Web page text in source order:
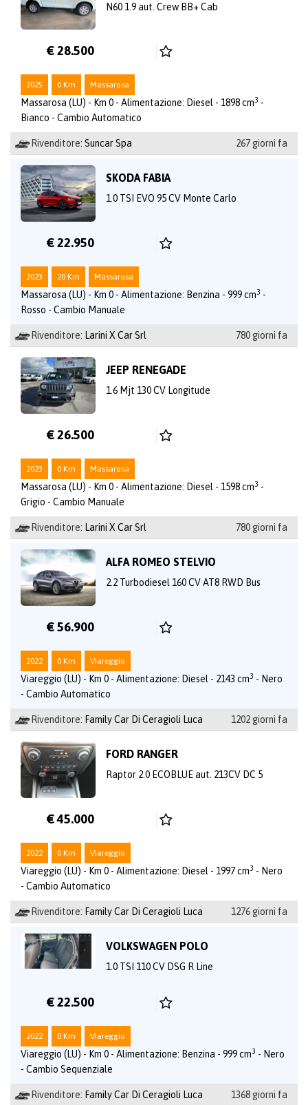
N60 1.9 aut. Crew BB+ Cab
€ 28.500
2025 0 Km Massarosa
Massarosa (LU) - Km 0 - Alimentazione: Diesel - 1898 cm3 -
Bianco - Cambio Automatico
Rivenditore: Suncar Spa 267 giorni fa
SKODA FABIA
1.0 TSI EVO 95 CV Monte Carlo
€ 22.950
2023 20 Km Massarosa
Massarosa (LU) - Km 0 - Alimentazione: Benzina - 999 cm3 -
Rosso - Cambio Manuale
Rivenditore: Larini X Car Srl 780 giorni fa
JEEP RENEGADE
1.6 Mjt 130 CV Longitude
€ 26.500
2023 0 Km Massarosa
Massarosa (LU) - Km 0 - Alimentazione: Diesel - 1598 cm3 -
Grigio - Cambio Manuale
Rivenditore: Larini X Car Srl 780 giorni fa
ALFA ROMEO STELVIO
2.2 Turbodiesel 160 CV AT8 RWD Bus
€ 56.900
2022 0 Km Viareggio
Viareggio (LU) - Km 0 - Alimentazione: Diesel - 2143 cm3 - Nero
- Cambio Automatico
Rivenditore: Family Car Di Ceragioli Luca 1202 giorni fa
FORD RANGER
Raptor 2.0 ECOBLUE aut. 213CV DC 5
€ 45.000
2022 0 Km Viareggio
Viareggio (LU) - Km 0 - Alimentazione: Diesel - 1997 cm3 - Nero
- Cambio Automatico
Rivenditore: Family Car Di Ceragioli Luca 1276 giorni fa
VOLKSWAGEN POLO
1.0 TSI 110 CV DSG R Line
€ 22.500
2022 0 Km Viareggio
Viareggio (LU) - Km 0 - Alimentazione: Benzina - 999 cm3 - Nero
- Cambio Sequenziale
Rivenditore: Family Car Di Ceragioli Luca 1368 giorni fa